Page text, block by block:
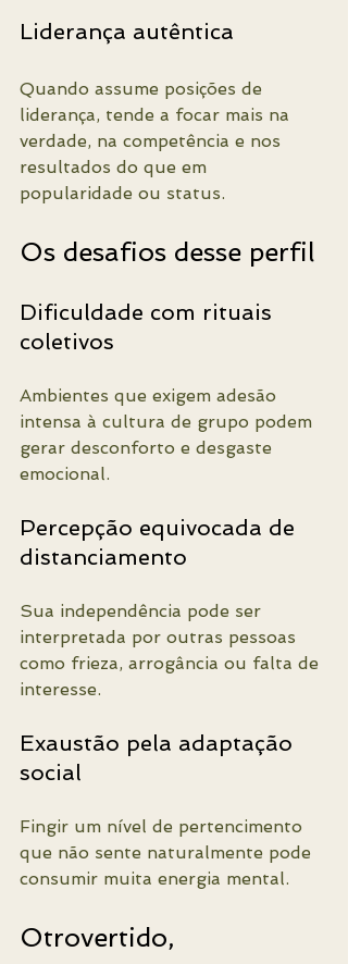
Liderança autêntica
Quando assume posições de
liderança, tende a focar mais na
verdade, na competência e nos
resultados do que em
popularidade ou status.
Os desafios desse perfil
Dificuldade com rituais
coletivos
Ambientes que exigem adesão
intensa à cultura de grupo podem
gerar desconforto e desgaste
emocional.
Percepção equivocada de
distanciamento
Sua independência pode ser
interpretada por outras pessoas
como frieza, arrogância ou falta de
interesse.
Exaustão pela adaptação
social
Fingir um nível de pertencimento
que não sente naturalmente pode
consumir muita energia mental.
Otrovertido,